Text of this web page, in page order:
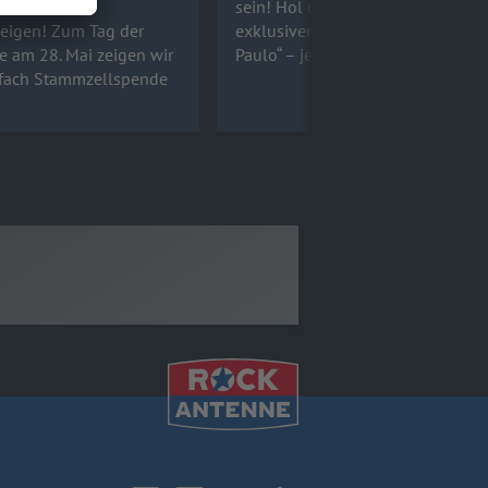
den
Zum Tag der
am 28. Mai zeigen wir
Stammzellspende
sein! Hol dir Tickets für den
exklusiven Konzertfilm „L.I.V.E. in
Paulo“ – jetzt auf ROCK